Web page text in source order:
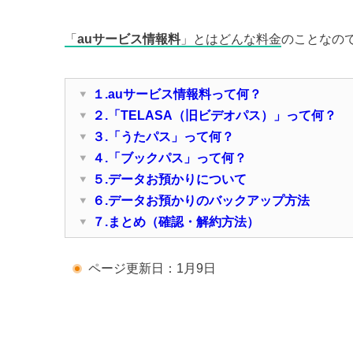
「 auサービス情報料 」とはどんな料金のことなの
１.auサービス情報料って何？
２.「TELASA（旧ビデオパス）」って何？
３.「うたパス」って何？
４.「ブックパス」って何？
５.データお預かりについて
６.データお預かりのバックアップ方法
７.まとめ（確認・解約方法）
ページ更新日：1月9日